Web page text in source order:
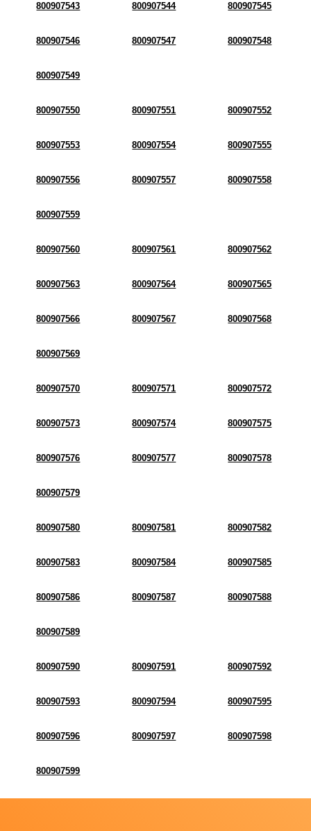
800907543 800907544 800907545
800907546 800907547 800907548
800907549
800907550 800907551 800907552
800907553 800907554 800907555
800907556 800907557 800907558
800907559
800907560 800907561 800907562
800907563 800907564 800907565
800907566 800907567 800907568
800907569
800907570 800907571 800907572
800907573 800907574 800907575
800907576 800907577 800907578
800907579
800907580 800907581 800907582
800907583 800907584 800907585
800907586 800907587 800907588
800907589
800907590 800907591 800907592
800907593 800907594 800907595
800907596 800907597 800907598
800907599